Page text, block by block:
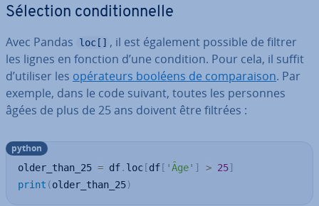
Sélection con­di­tion­nelle
Avec Pandas loc[] , il est également possible de filtrer
les lignes en fonction d’une condition. Pour cela, il suffit
d’utiliser les opé­ra­teurs booléens de com­pa­rai­son. Par
exemple, dans le code suivant, toutes les personnes
âgées de plus de 25 ans doivent être filtrées :
older_than_25 = df. loc [df [ 'Âge' ] > 25]
print (older_than_25)
python